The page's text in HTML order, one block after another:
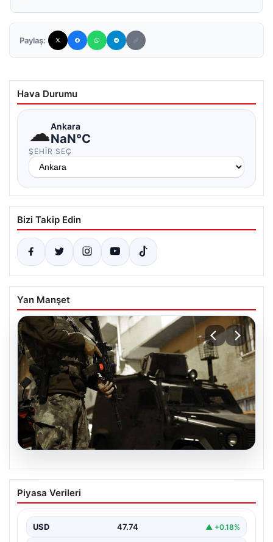
Paylaş:
Hava Durumu
☁Ankara
NaN°C
ŞEHIR SEÇ
Bizi Takip Edin
Yan Manşet
07.08.2026
DAEŞ’e Yönelik 30 İlde Eş Zamanlı
Operasyon Yapıldı
bir operasyon düzenlendi. İçişleri Bakanlığı'nın
koordinasyonunda…
Piyasa Verileri
USD 47.74 ▲ +0.18%